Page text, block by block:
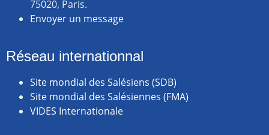
75020, Paris.
Envoyer un message
Réseau internationnal
Site mondial des Salésiens (SDB)
Site mondial des Salésiennes (FMA)
VIDES Internationale